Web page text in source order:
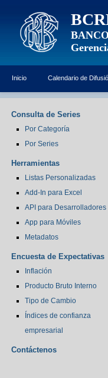
Inicio Calendario de
Consulta de Series
Por Categoría
Por Series
Herramientas
Listas Personalizadas
Add-In para Excel
API para Desarrolladores
App para Móviles
Metadatos
Encuesta de Expectativas
Inflación
Producto Bruto Interno
Tipo de Cambio
Índices de confianza
empresarial
Contáctenos